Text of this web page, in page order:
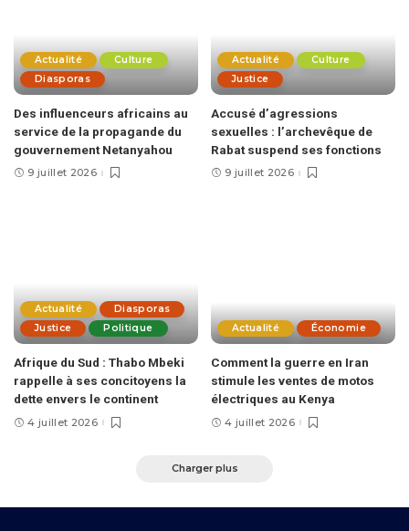
Actualité
Culture
Diasporas
Des influenceurs africains au
service de la propagande du
gouvernement Netanyahou
9 juillet 2026
Actualité
Culture
Justice
Accusé d’agressions
sexuelles : l’archevêque de
Rabat suspend ses fonctions
9 juillet 2026
Actualité
Diasporas
Justice
Politique
Afrique du Sud : Thabo Mbeki
rappelle à ses concitoyens la
dette envers le continent
4 juillet 2026
Actualité Économie
Comment la guerre en Iran
stimule les ventes de motos
électriques au Kenya
4 juillet 2026
Charger plus